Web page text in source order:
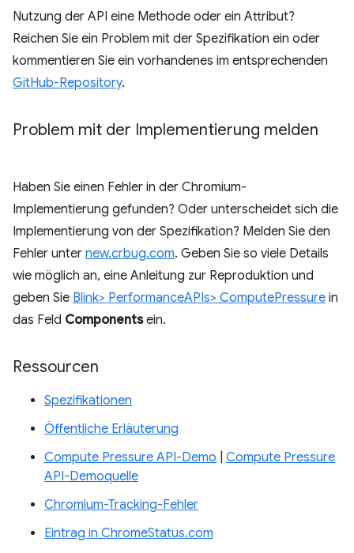
Nutzung der API eine Methode oder ein Attribut?
Reichen Sie ein Problem mit der Spezifikation ein oder
kommentieren Sie ein vorhandenes im entsprechenden
GitHub-Repository.
Problem mit der Implementierung melden
Haben Sie einen Fehler in der Chromium-
Implementierung gefunden? Oder unterscheidet sich die
Implementierung von der Spezifikation? Melden Sie den
Fehler unter new.crbug.com. Geben Sie so viele Details
wie möglich an, eine Anleitung zur Reproduktion und
geben Sie Blink> PerformanceAPIs> ComputePressure in
das Feld Componentsein.
Ressourcen
Spezifikationen
Öffentliche Erläuterung
Compute Pressure API-Demo
Compute Pressure
API-Demoquelle
Chromium-Tracking-Fehler
Eintrag in ChromeStatus.com